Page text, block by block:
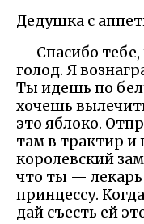
Дедушка с
— Спасибо
голод. Я
Ты идешь по
хочешь
это яблоко.
там в трактир
королевский
что ты —
принцессу.
дай съесть ей